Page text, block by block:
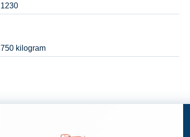
1230
750 kilogram